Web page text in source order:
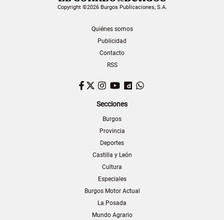
Copyright ©2026 Burgos Publicaciones, S.A.
Quiénes somos
Publicidad
Contacto
RSS
Facebook
TwitterInstagram
YouTubeDailymotion
Secciones
Burgos
Provincia
Deportes
Castilla y León
Cultura
Especiales
Burgos Motor Actual
La Posada
Mundo Agrario